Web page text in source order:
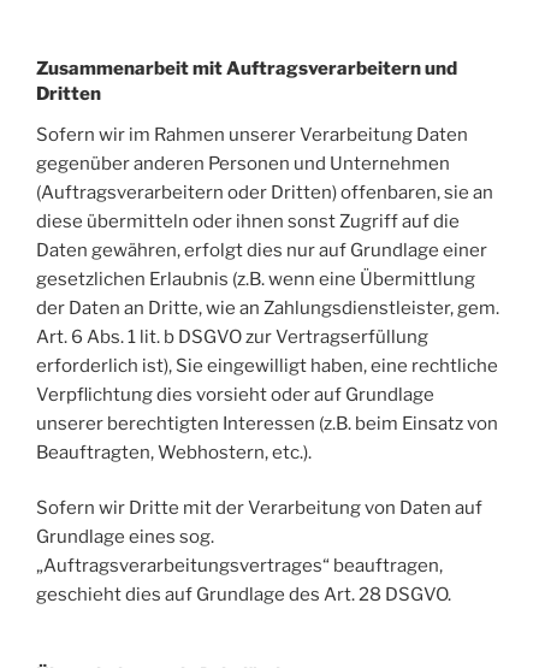
Zusammenarbeit mit Auftragsverarbeitern und
Dritten
Sofern wir im Rahmen unserer Verarbeitung Daten
gegenüber anderen Personen und Unternehmen
(Auftragsverarbeitern oder Dritten) offenbaren, sie an
diese übermitteln oder ihnen sonst Zugriff auf die
Daten gewähren, erfolgt dies nur auf Grundlage einer
gesetzlichen Erlaubnis (z.B. wenn eine Übermittlung
der Daten an Dritte, wie an Zahlungsdienstleister, gem.
Art. 6 Abs. 1 lit. b DSGVO zur Vertragserfüllung
erforderlich ist), Sie eingewilligt haben, eine rechtliche
Verpflichtung dies vorsieht oder auf Grundlage
unserer berechtigten Interessen (z.B. beim Einsatz von
Beauftragten, Webhostern, etc.).
Sofern wir Dritte mit der Verarbeitung von Daten auf
Grundlage eines sog.
„Auftragsverarbeitungsvertrages“ beauftragen,
geschieht dies auf Grundlage des Art. 28 DSGVO.